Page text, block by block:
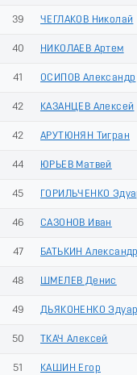
39 ЧЕГЛАКОВ Николай
40 НИКОЛАЕВ Артем
41 ОСИПОВ Александр
42 КАЗАНЦЕВ Алексей
42 АРУТЮНЯН Тигран
44 ЮРЬЕВ Матвей
45 ГОРИЛЬЧЕНКО
46 САЗОНОВ Иван
47 БАТЬКИН Александр
48 ШМЕЛЕВ Денис
49 ДЬЯКОНЕНКО
50 ТКАЧ Алексей
51 КАШИН Егор